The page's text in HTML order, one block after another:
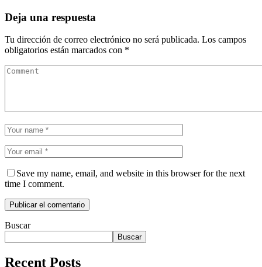
Deja una respuesta
Tu dirección de correo electrónico no será publicada. Los campos
obligatorios están marcados con *
Save my name, email, and website in this browser for the next
time I comment.
Buscar
Buscar
Recent Posts